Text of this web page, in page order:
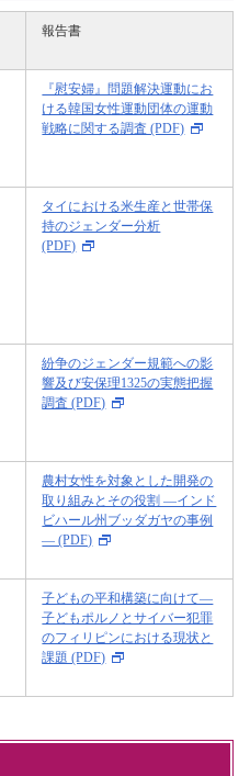
報告書
『慰安婦』問題解決運動にお
ける韓国女性運動団体の運動
戦略に関する調査 (PDF)
タイにおける米生産と世帯保
持のジェンダー分析
(PDF)
紛争のジェンダー規範への影
響及び安保理1325の実態把握
調査 (PDF)
農村女性を対象とした開発の
取り組みとその役割 ―インド
ビハール州ブッダガヤの事例
― (PDF)
子どもの平和構築に向けて―
子どもポルノとサイバー犯罪
のフィリピンにおける現状と
課題 (PDF)